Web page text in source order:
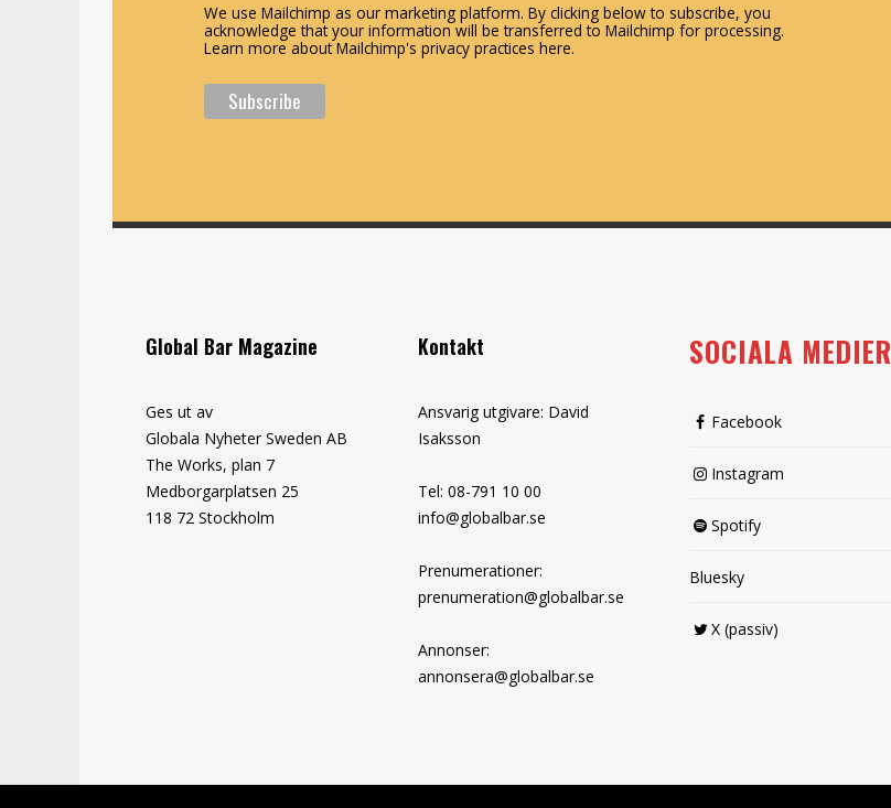
We use Mailchimp as our marketing platform. By clicking below to subscribe, you
acknowledge that your information will be transferred to Mailchimp for processing.
Learn more about Mailchimp's privacy practices here.
Global Bar Magazine
Ges ut av
Globala Nyheter Sweden AB
The Works, plan 7
Medborgarplatsen 25
118 72 Stockholm
Kontakt
Ansvarig utgivare: David
Isaksson
Tel: 08-791 10 00
info@globalbar.se
Prenumerationer:
prenumeration@globalbar.se
Annonser:
annonsera@globalbar.se
SOCIALA MEDIER
Facebook
Instagram
Spotify
Bluesky
X (passiv)